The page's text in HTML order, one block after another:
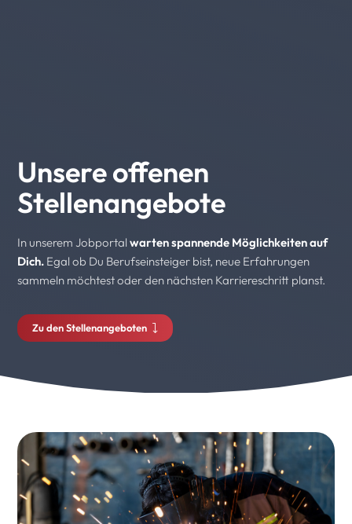
Unsere offenen
Stellenangebote
In unserem Jobportalwarten spannende Möglichkeiten auf
Dich. Egal ob Du Berufseinsteiger bist, neue Erfahrungen
sammeln möchtest oder den nächsten Karriereschritt planst.
Zu den Stellenangeboten